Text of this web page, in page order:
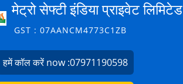
मेट्रो सेफ्टी इंडिया प्राइवेट लिमिटेड
GST : 07AANCM4773C1ZB
हमें कॉल करें now :07971190598